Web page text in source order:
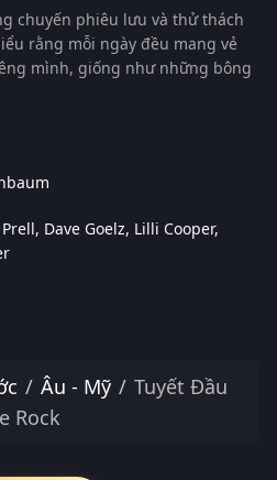
chuyến phiêu lưu và thử thách
rằng mỗi ngày đều mang vẻ
mình, giống như những bông
Dave Goelz Lilli Cooper
Âu - Mỹ
Tuyết Đầu
Rock